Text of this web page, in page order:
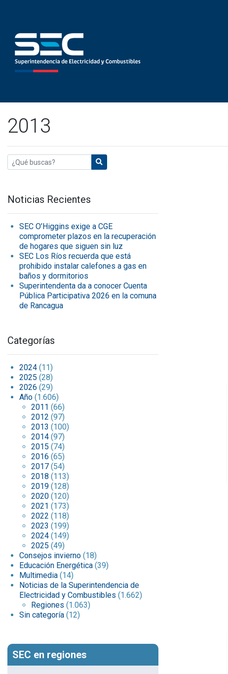
2013
Noticias Recientes
SEC O’Higgins exige a CGE
comprometer plazos en la recuperación
de hogares que siguen sin luz
SEC Los Ríos recuerda que está
prohibido instalar calefones a gas en
baños y dormitorios
Superintendenta da a conocer Cuenta
Pública Participativa 2026 en la comuna
de Rancagua
Categorías
2024 (11)
2025 (28)
2026 (29)
Año (1.606)
2011 (66)
2012 (97)
2013 (100)
2014 (97)
2015 (74)
2016 (65)
2017 (54)
2018 (113)
2019 (128)
2020 (120)
2021 (173)
2022 (118)
2023 (199)
2024 (149)
2025 (49)
Consejos invierno (18)
Educación Energética (39)
Multimedia (14)
Noticias de la Superintendencia de
Electricidad y Combustibles (1.662)
Regiones (1.063)
Sin categoría (12)
SEC en regiones